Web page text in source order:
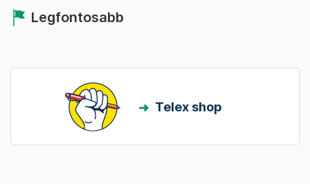
Legfontosabb
Telex shop